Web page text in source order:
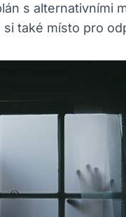
s alternativními
také místo pro